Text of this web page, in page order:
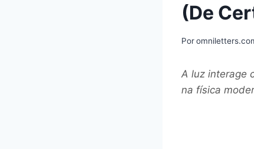
(De
Por
A luz interage
na física